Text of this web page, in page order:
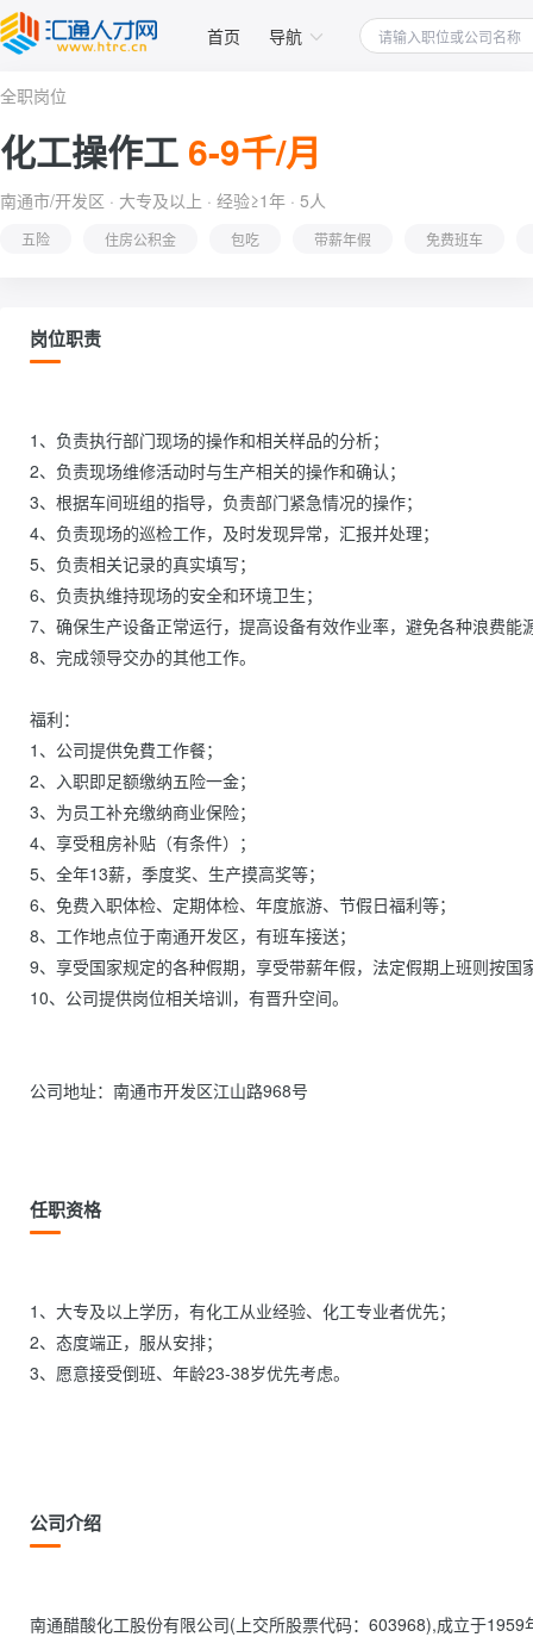
首页 导航
全职岗位
化工操作工 6-9千/月
南通市/开发区 · 大专及以上 · 经验≥1年 · 5人
五险 住房公积金 包吃 带薪年假 免费班车
岗位职责
1、负责执行部门现场的操作和相关样品的分析；
2、负责现场维修活动时与生产相关的操作和确认；
3、根据车间班组的指导，负责部门紧急情况的操作；
4、负责现场的巡检工作，及时发现异常，汇报并处理；
5、负责相关记录的真实填写；
6、负责执维持现场的安全和环境卫生；
7、确保生产设备正常运行，提高设备有效作业率，避免各种浪费能
8、完成领导交办的其他工作。
福利：
1、公司提供免費工作餐；
2、入职即足额缴纳五险一金；
3、为员工补充缴纳商业保险；
4、享受租房补贴（有条件）；
5、全年13薪，季度奖、生产摸高奖等；
6、免费入职体检、定期体检、年度旅游、节假日福利等；
8、工作地点位于南通开发区，有班车接送；
9、享受国家规定的各种假期，享受带薪年假，法定假期上班则按国
10、公司提供岗位相关培训，有晋升空间。
公司地址：南通市开发区江山路968号
任职资格
1、大专及以上学历，有化工从业经验、化工专业者优先；
2、态度端正，服从安排；
3、愿意接受倒班、年龄23-38岁优先考虑。
公司介绍
南通醋酸化工股份有限公司(上交所股票代码：603968),成立于